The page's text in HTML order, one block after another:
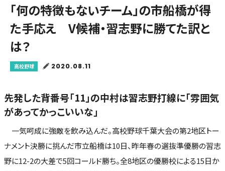
「何の特徴もないチーム」の市船橋が得
た手応え V候補・習志野に勝てた訳と
は？
高校野球 2020.08.11
先発した背番号「11」の中村は習志野打線に「雰囲気
があってかっこいいな」
一気呵成に強敵を飲み込んだ。高校野球千葉大会の第2地区トー
ナメント決勝に挑んだ市立船橋は10日、昨年春の選抜準優勝の習志
野に12-2の大差で5回コールド勝ち。全8地区の優勝校による15日か